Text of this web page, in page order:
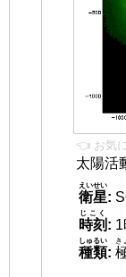
👈 お気
太陽活
衛星
えいせい
:
時刻
じこく
:
種類
しゅるい
:
き